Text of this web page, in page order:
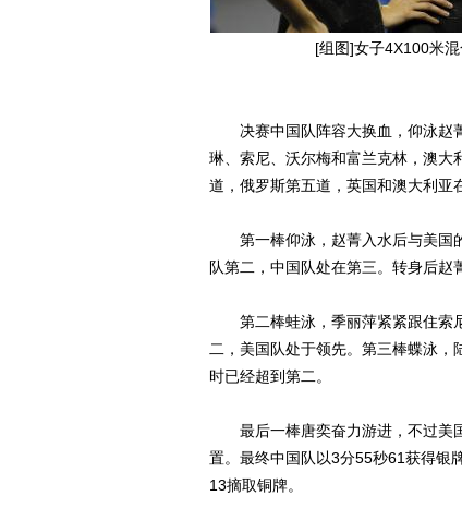
[组图]女子4X100米
决赛中国队阵容大换血，仰泳赵
琳、索尼、沃尔梅和富兰克林，澳大
道，俄罗斯第五道，英国和澳大利亚
第一棒仰泳，赵菁入水后与美国
队第二，中国队处在第三。转身后赵
第二棒蛙泳，季丽萍紧紧跟住索
二，美国队处于领先。第三棒蝶泳
时已经超到第二。
最后一棒唐奕奋力游进，不过美
置。最终中国队以3分55秒61获得银
13摘取铜牌。